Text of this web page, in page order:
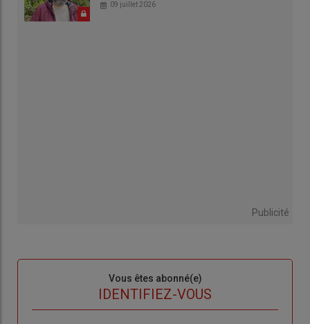
09 juillet 2026
Publicité
Vous êtes abonné(e)
IDENTIFIEZ-VOUS